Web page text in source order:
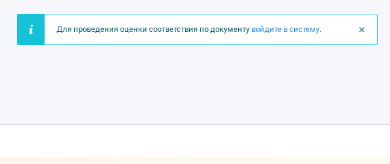
×
Для проведения оценки соответствия по документу войдите в систему.